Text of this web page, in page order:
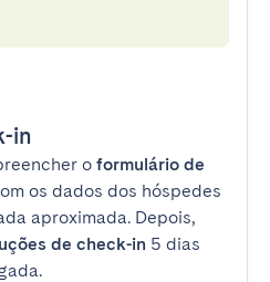
in
o formulário de
os dados dos hóspedes
aproximada. Depois,
de check-in 5 dias